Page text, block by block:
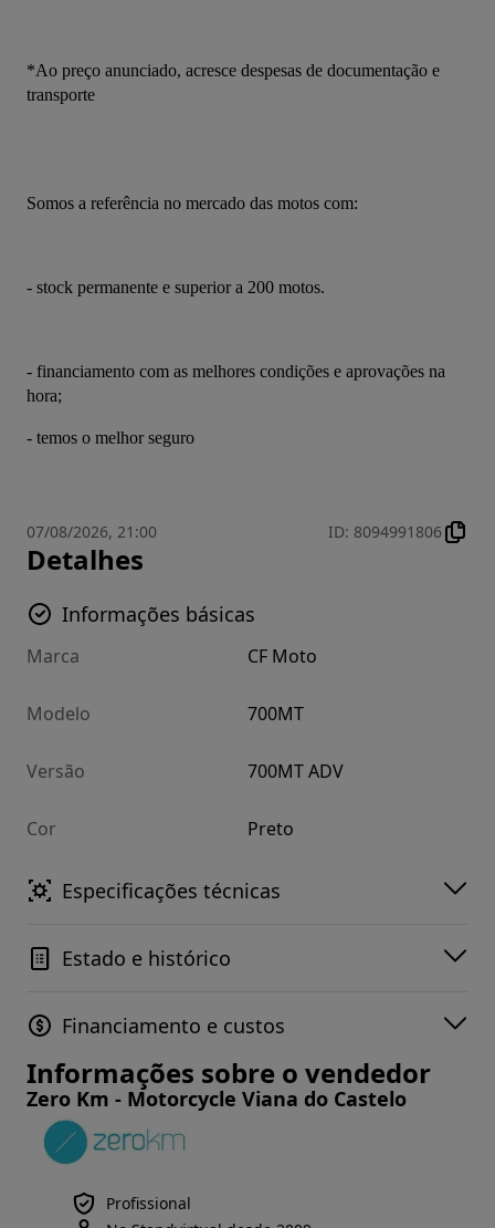
*Ao preço anunciado, acresce despesas de documentação e
transporte
Somos a referência no mercado das motos com:
- stock permanente e superior a 200 motos.
- financiamento com as melhores condições e aprovações na
hora;
- temos o melhor seguro
07/08/2026, 21:00 ID: 8094991806
Detalhes
Informações básicas
Marca CF Moto
Modelo 700MT
Versão 700MT ADV
Cor Preto
Especificações técnicas
Estado e histórico
Financiamento e custos
Informações sobre o vendedor
Zero Km - Motorcycle Viana do Castelo
Profissional